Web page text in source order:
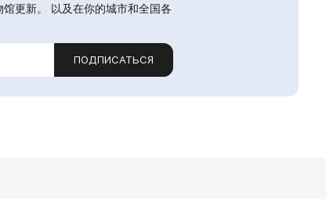
更新。 以及在你的城市和全国各
ПОДПИСАТЬСЯ